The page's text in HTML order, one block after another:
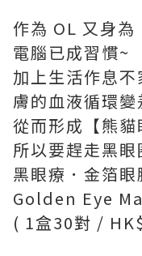
作為 OL 又身為
電腦已成習慣~
加上生活作息
膚的血液循環
從而形成【熊
所以要趕走黑
黑眼療．金箔
Golden Eye
( 1盒30對 /